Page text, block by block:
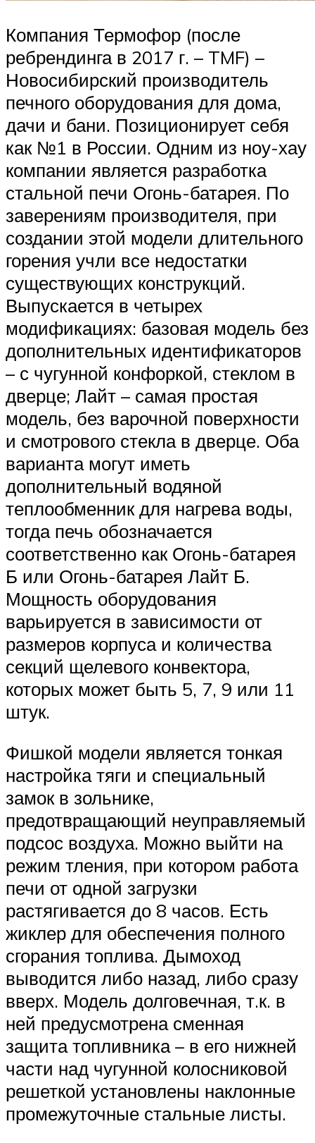
Компания Термофор (после
ребрендинга в 2017 г. – TMF) –
Новосибирский производитель
печного оборудования для дома,
дачи и бани. Позиционирует себя
как №1 в России. Одним из ноу-хау
компании является разработка
стальной печи Огонь-батарея. По
заверениям производителя, при
создании этой модели длительного
горения учли все недостатки
существующих конструкций.
Выпускается в четырех
модификациях: базовая модель без
дополнительных идентификаторов
– с чугунной конфоркой, стеклом в
дверце; Лайт – самая простая
модель, без варочной поверхности
и смотрового стекла в дверце. Оба
варианта могут иметь
дополнительный водяной
теплообменник для нагрева воды,
тогда печь обозначается
соответственно как Огонь-батарея
Б или Огонь-батарея Лайт Б.
Мощность оборудования
варьируется в зависимости от
размеров корпуса и количества
секций щелевого конвектора,
которых может быть 5, 7, 9 или 11
штук.
Фишкой модели является тонкая
настройка тяги и специальный
замок в зольнике,
предотвращающий неуправляемый
подсос воздуха. Можно выйти на
режим тления, при котором работа
печи от одной загрузки
растягивается до 8 часов. Есть
жиклер для обеспечения полного
сгорания топлива. Дымоход
выводится либо назад, либо сразу
вверх. Модель долговечная, т.к. в
ней предусмотрена сменная
защита топливника – в его нижней
части над чугунной колосниковой
решеткой установлены наклонные
промежуточные стальные листы.